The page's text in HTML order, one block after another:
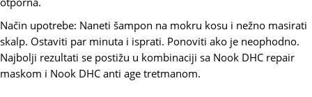
Način upotrebe: Naneti šampon na mokru kosu i nežno masirati
skalp. Ostaviti par minuta i isprati. Ponoviti ako je neophodno.
Najbolji rezultati se postižu u kombinaciji sa Nook DHC repair
maskom i Nook DHC anti age tretmanom.